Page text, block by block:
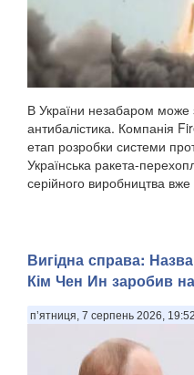
В України незабаром може
антибалістика. Компанія
етап розробки системи
Українська ракета-
серійного виробництва
Вигідна справа:
Кім Чен Ин заробив
п’ятниця, 7 серпень 2026, 19:52